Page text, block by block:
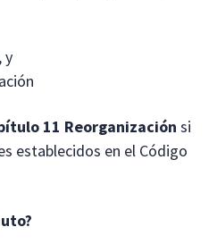
y
11 Reorganización si
establecidos en el Código